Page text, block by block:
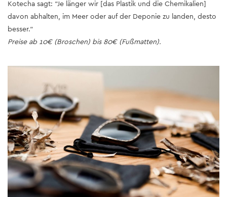
Kotecha sagt: “Je länger wir [das Plastik und die Chemikalien]
davon abhalten, im Meer oder auf der Deponie zu landen, desto
besser.“
Preise ab 10€ (Broschen) bis 80€ (Fußmatten).